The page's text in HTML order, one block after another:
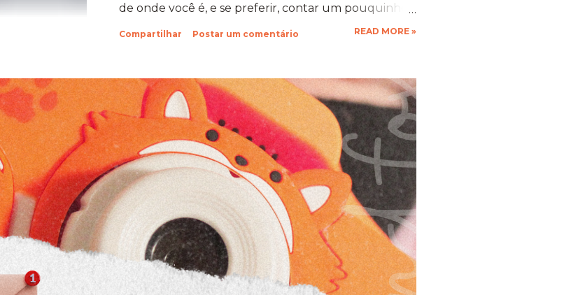
de onde você é, e se preferir, contar um pouquinho
sobre suas fotinhos. Fique a vontade! Ficarei muito
Compartilhar Postar um comentário READ MORE »